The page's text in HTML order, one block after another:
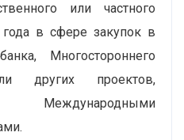
или частного
в сфере закупок в
Многостороннего
других проектов,